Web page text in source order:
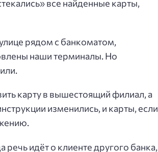
все найденные карты,
рядом с банкоматом,
наши терминалы. Но
карту в вышестоящий филиал, а
изменились, и карты, если
идёт о клиенте другого банка,